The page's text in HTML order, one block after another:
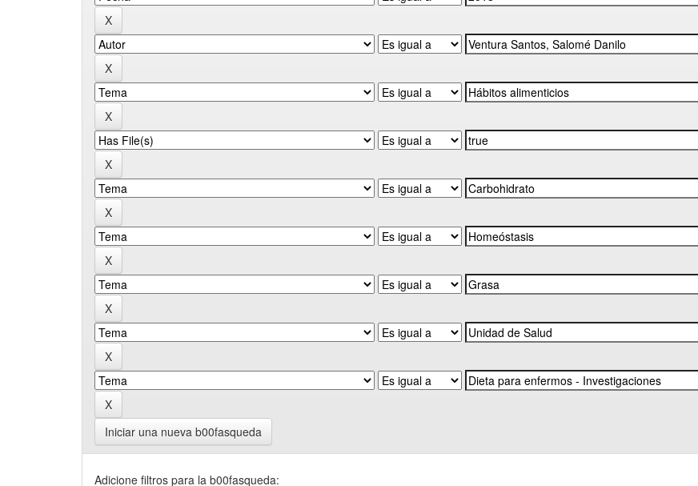
Iniciar una nueva b00fasqueda
Adicione filtros para la b00fasqueda: